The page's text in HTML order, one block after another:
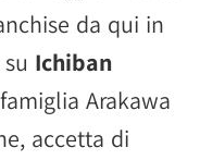
da qui in
Ichiban
Arakawa
accetta di